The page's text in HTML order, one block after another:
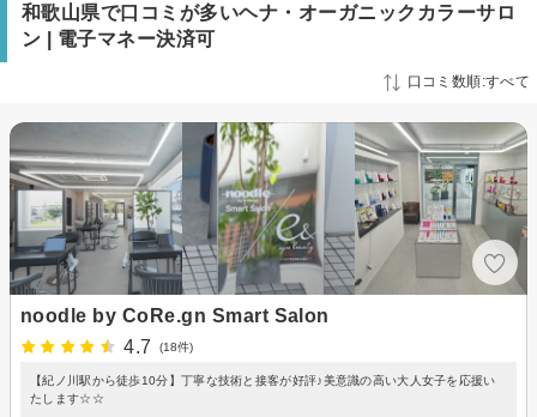
和歌山県で口コミが多いヘナ・オーガニックカラーサロ
ン | 電子マネー決済可
口コミ数順:すべて
noodle by CoRe.gn Smart Salon
4.7
(18件)
【紀ノ川駅から徒歩10分】丁寧な技術と接客が好評♪美意識の高い大人女子を応援い
たします☆☆